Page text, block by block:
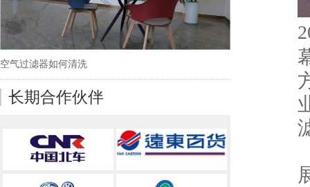
空气过滤器如何清洗
长期合作伙伴